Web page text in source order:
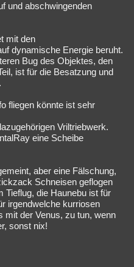
und abschwingenden
mit den
dynamische Energie beruht.
Bug des Objektes, den
ist für die Besatzung und
fliegen könnte ist sehr
Vriltriebwerk.
eine Scheibe
aber eine Fälschung,
Schneisen geflogen
Tieflug, die Haunebu ist für
irgendwelche kurriosen
mit der Venus, zu tun, wenn
sonst nix!